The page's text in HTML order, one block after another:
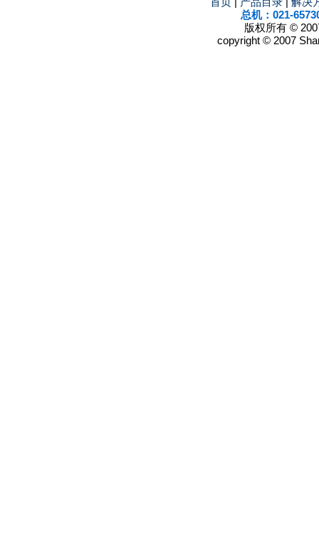
总机：021-
版权所有 ©
copyright © 2007